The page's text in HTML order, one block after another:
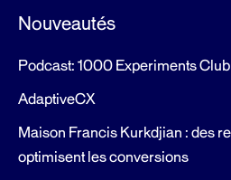
Nouveautés
Podcast: 1000 Experiments Club
AdaptiveCX
Maison Francis Kurkdjian : des
optimisent les conversions